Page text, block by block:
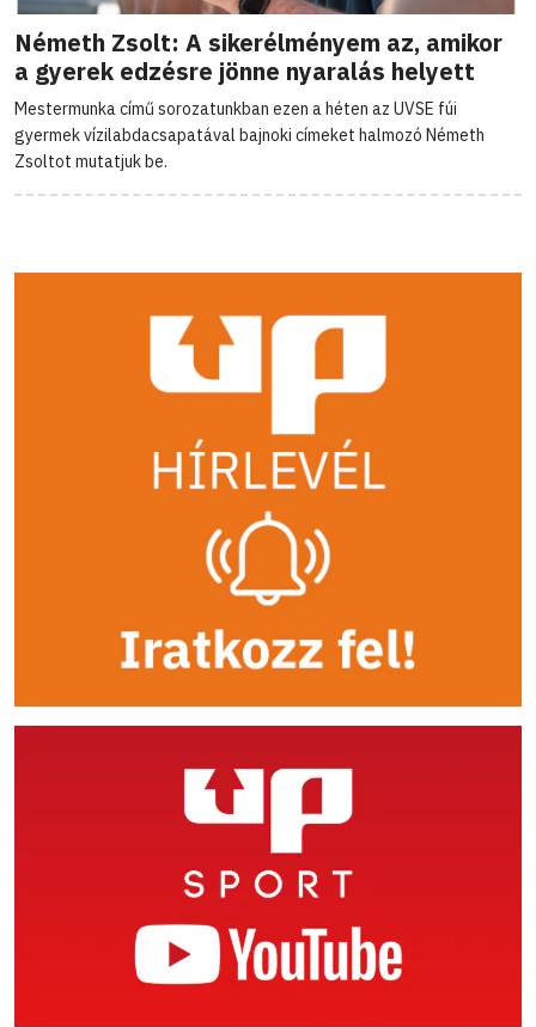
Németh Zsolt: A sikerélményem az, amikor
a gyerek edzésre jönne nyaralás helyett
Mestermunka című sorozatunkban ezen a héten az UVSE fúi
gyermek vízilabdacsapatával bajnoki címeket halmozó Németh
Zsoltot mutatjuk be.